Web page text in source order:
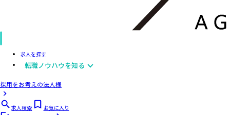
求人を探す
転職ノウハウを知る
採用をお考えの法人様
求人検索
お気に入り